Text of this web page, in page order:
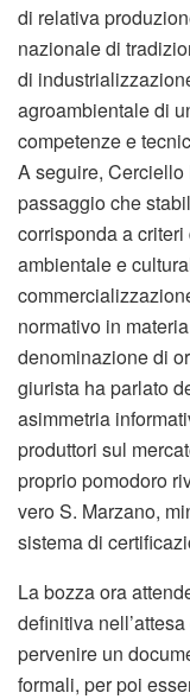
di relativa
nazionale di
di
agroambientale di
competenze e
A seguire,
passaggio che
corrisponda a
ambientale e
normativo in
denominazione di
giurista ha parlato
asimmetria
produttori sul
proprio pomodoro
vero S. Marzano,
sistema di
La bozza ora
definitiva
pervenire un
formali, per poi